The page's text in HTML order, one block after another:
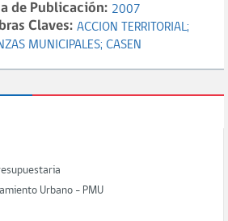
de Publicación: 2007
Claves: ACCION TERRITORIAL;
MUNICIPALES; CASEN
Urbano - PMU